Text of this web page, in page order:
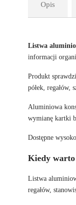
Opis
Listwa
informacji
Produkt
półek, regałów,
Aluminiowa
wymianę kartki
Dostępne
Kiedy
Listwa
regałów,